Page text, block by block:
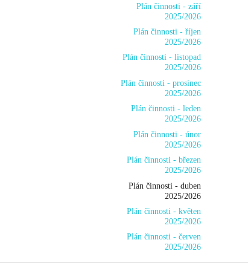
Plán činnosti - září
2025/2026
Plán činnosti - říjen
2025/2026
Plán činnosti - listopad
2025/2026
Plán činnosti - prosinec
2025/2026
Plán činnosti - leden
2025/2026
Plán činnosti - únor
2025/2026
Plán činnosti - březen
2025/2026
Plán činnosti - duben
2025/2026
Plán činnosti - květen
2025/2026
Plán činnosti - červen
2025/2026